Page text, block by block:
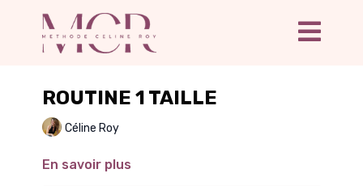
ROUTINE 1 TAILLE
Céline Roy
En savoir plus